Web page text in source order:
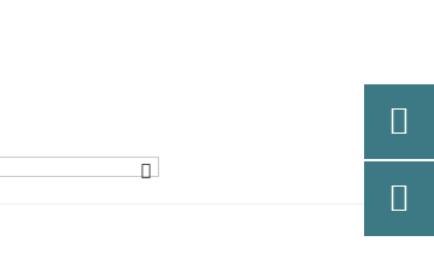

